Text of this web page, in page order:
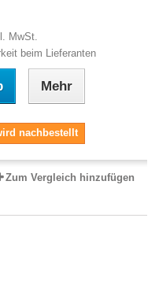
MwSt.
beim Lieferanten
Mehr
nachbestellt
Zum Vergleich hinzufügen